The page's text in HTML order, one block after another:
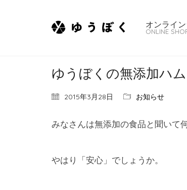
オンライ
ONLINE
ゆうぼくの無添加ハ
2015年3月28日 お知らせ
みなさんは無添加の食品と聞いて
やはり「安心」でしょうか。